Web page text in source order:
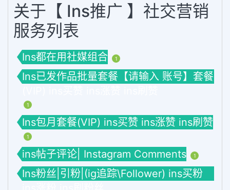
关于【 Ins推广 】社交营销
服务列表
Ins都在用社媒组合 1
Ins已发作品批量套餐【请输入 账号】套餐
1
Ins包月套餐(VIP) ins买赞 ins涨赞 ins刷赞
1
ins帖子评论| Instagram Comments 1
Ins粉丝|引粉|(ig追踪\Follower) ins买粉